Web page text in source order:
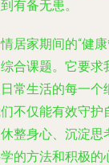
有备无患。
居家期间的“健
合课题。它要求
常生活的每一个
不仅能有效守护
整身心、沉淀思
的方法和积极的